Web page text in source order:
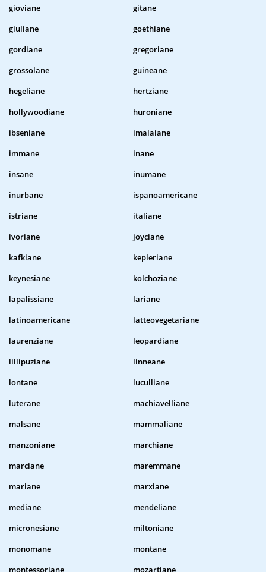
gioviane
gitane
giuliane
goethiane
gordiane
gregoriane
grossolane
guineane
hegeliane
hertziane
hollywoodiane
huroniane
ibseniane
imalaiane
immane
inane
insane
inumane
inurbane
ispanoamericane
istriane
italiane
ivoriane
joyciane
kafkiane
kepleriane
keynesiane
kolchoziane
lapalissiane
lariane
latinoamericane
latteovegetariane
laurenziane
leopardiane
lillipuziane
linneane
lontane
luculliane
luterane
machiavelliane
malsane
mammaliane
manzoniane
marchiane
marciane
maremmane
mariane
marxiane
mediane
mendeliane
micronesiane
miltoniane
monomane
montane
montessoriane
mozartiane